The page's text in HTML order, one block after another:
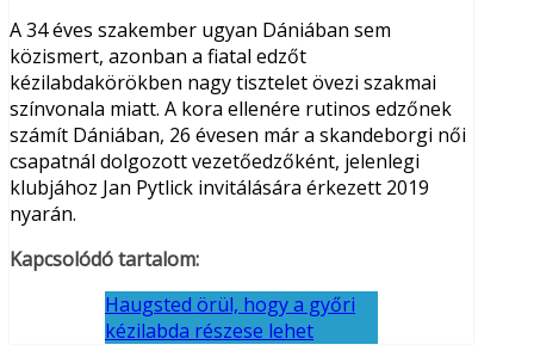
A 34 éves szakember ugyan Dániában sem
közismert, azonban a fiatal edzőt
kézilabdakörökben nagy tisztelet övezi szakmai
színvonala miatt. A kora ellenére rutinos edzőnek
számít Dániában, 26 évesen már a skandeborgi női
csapatnál dolgozott vezetőedzőként, jelenlegi
klubjához Jan Pytlick invitálására érkezett 2019
nyarán.
Kapcsolódó tartalom:
Haugsted örül, hogy a győri
kézilabda részese lehet